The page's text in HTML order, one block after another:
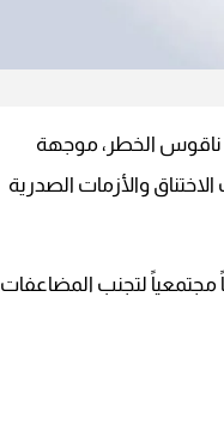
ناقوس الخطر، موجهة
والأزمات الصدرية
لتجنب المضاعفات